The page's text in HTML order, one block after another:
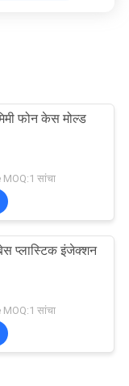
फोन केस मोल्ड
सांचा
प्लास्टिक इंजेक्शन
सांचा